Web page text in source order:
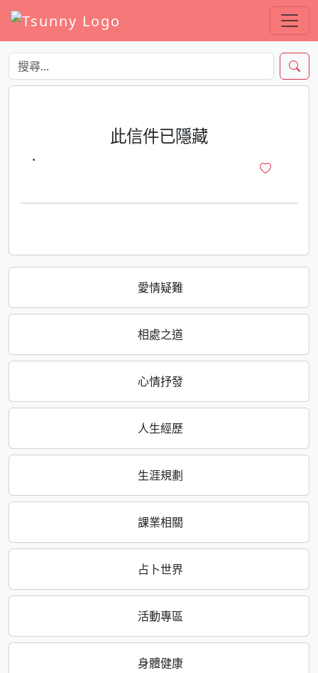
愛情疑難
相處之道
心情抒發
人生經歷
生涯規劃
課業相關
占卜世界
活動專區
身體健康
此信件已隱藏
·